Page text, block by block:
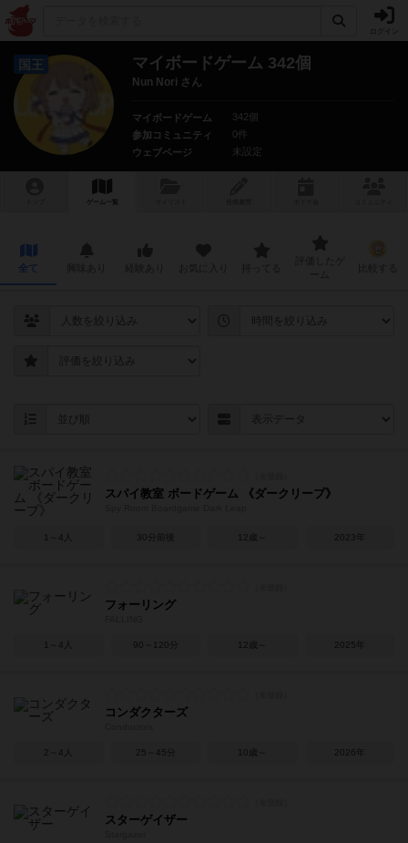
国王 マイボードゲーム 342個
Nun Nori さん
マイボードゲーム
342個
参加コミュニティ
0件
ウェブページ
未設定
ゲーム一覧
全て
スパイ教室 ボードゲーム 《ダークリープ》
1～4人 30分前後 12歳～ 2023年
フォーリング
1～4人 90～120分 12歳～ 2025年
コンダクターズ
2～4人 25～45分 10歳～ 2026年
スターゲイザー